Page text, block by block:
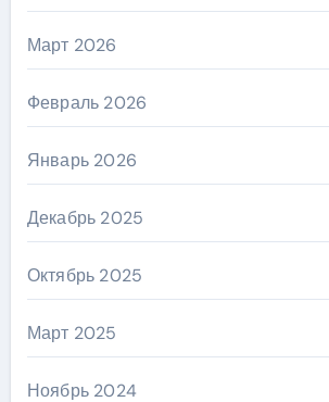
Март 2026
Февраль 2026
Январь 2026
Декабрь 2025
Октябрь 2025
Март 2025
Ноябрь 2024